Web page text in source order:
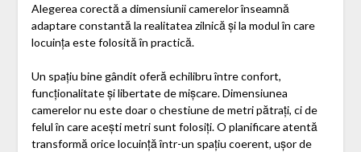
Alegerea corectă a dimensiunii camerelor înseamnă
adaptare constantă la realitatea zilnică și la modul în care
locuința este folosită în practică.
Un spațiu bine gândit oferă echilibru între confort,
funcționalitate și libertate de mișcare. Dimensiunea
camerelor nu este doar o chestiune de metri pătrați, ci de
felul în care acești metri sunt folosiți. O planificare atentă
transformă orice locuință într-un spațiu coerent, ușor de